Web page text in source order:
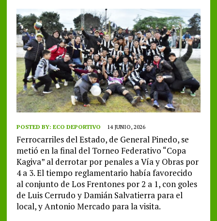
POSTED BY: ECO DEPORTIVO 14 JUNIO, 2026
Ferrocarriles del Estado, de General Pinedo, se
metió en la final del Torneo Federativo “Copa
Kagiva” al derrotar por penales a Vía y Obras por
4 a 3. El tiempo reglamentario había favorecido
al conjunto de Los Frentones por 2 a 1, con goles
de Luis Cerrudo y Damián Salvatierra para el
local, y Antonio Mercado para la visita.